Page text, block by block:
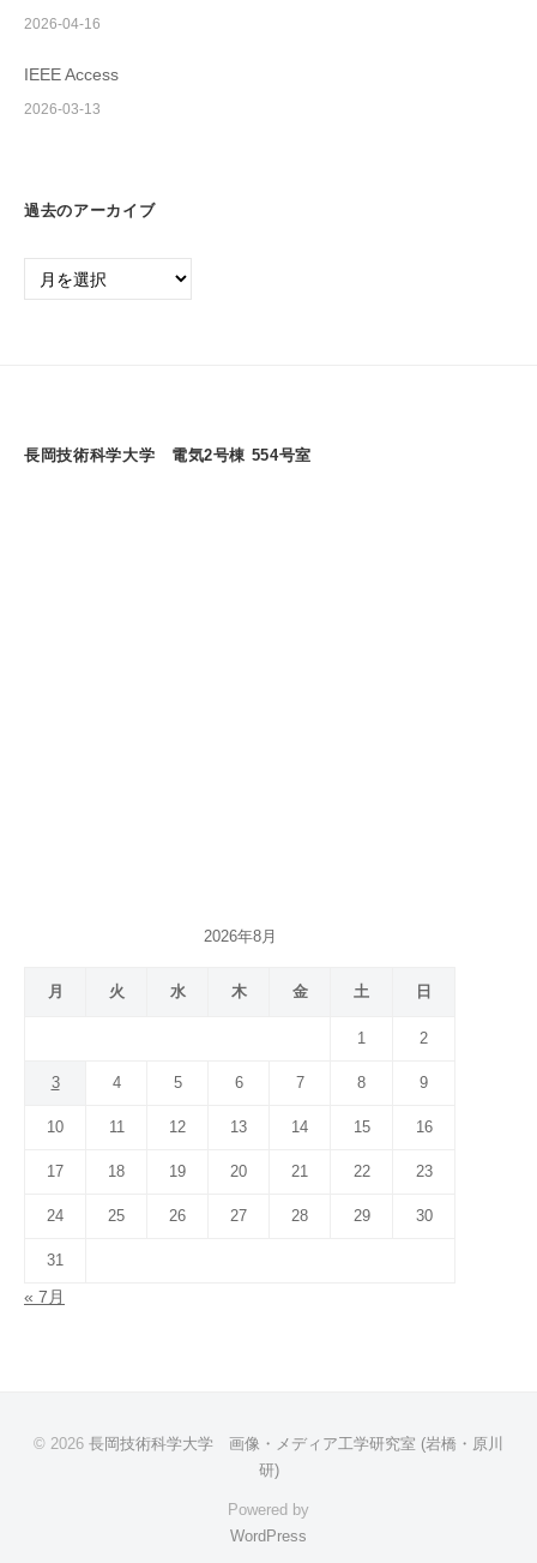
2026-04-16
IEEE Access
2026-03-13
過去のアーカイブ
過
ブ
長岡技術科学大学 電気2号棟 554号室
2026年8月
月 火 水 木 金 土 日
1 2
3 4 5 6 7 8 9
10 11 12 13 14 15 16
17 18 19 20 21 22 23
24 25 26 27 28 29 30
31
« 7月
© 2026 長岡技術科学大学 画像・メディア工学研究室 (岩橋・原川
研)
Powered by
WordPress